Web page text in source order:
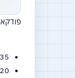
פודקאסט מספר
1:35 ליאור מציג את עצמו, ליאור הוא מהנדס
2:20 לפני 4 שנים כאשר עבד בקומברס גילה את עולם